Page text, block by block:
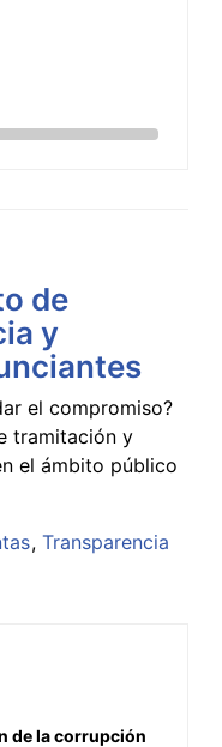
de
y
el compromiso?
tramitación y
el ámbito público
Transparencia
de la corrupción